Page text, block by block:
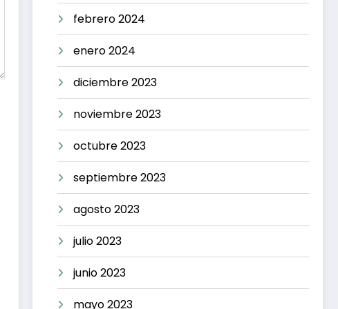
febrero 2024
enero 2024
diciembre 2023
noviembre 2023
octubre 2023
septiembre 2023
agosto 2023
julio 2023
junio 2023
mayo 2023